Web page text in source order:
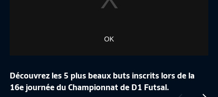
OK
Découvrez les 5 plus beaux buts inscrits lors de la
16e journée du Championnat de D1 Futsal.
Précédent